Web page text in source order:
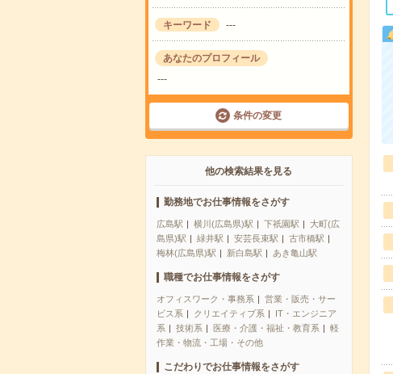
キーワード ---
あなたのプロフィール
---
条件の変更
他の検索結果を見る
勤務地でお仕事情報をさがす
広島駅 横川(広島県)駅 下祇園駅
大町(広
島県)駅
緑井駅 安芸長束駅
古市橋駅
梅林(広島県)駅
新白島駅 あき亀山駅
職種でお仕事情報をさがす
オフィスワーク・事務系
営業・販売・サー
ビス系
クリエイティブ系
IT・エンジニア
系
技術系 医療・介護・福祉・教育系
軽
作業・物流・工場・その他
こだわりでお仕事情報をさがす